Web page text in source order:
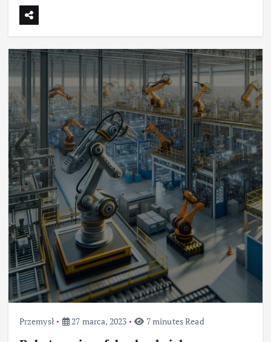
Przemysł 27 marca, 2023 7 minutes Read